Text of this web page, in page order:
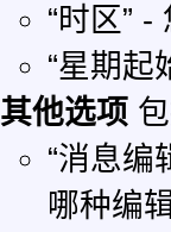
“时区”
“星期起
其他选项
“消息编
哪种编